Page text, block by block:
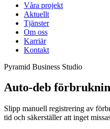
Våra projekt
Aktuellt
Tjänster
Om oss
Karriär
Kontakt
Pyramid Business Studio
Auto-deb
Slipp manuell registrering av
tid och säkerställer att inget